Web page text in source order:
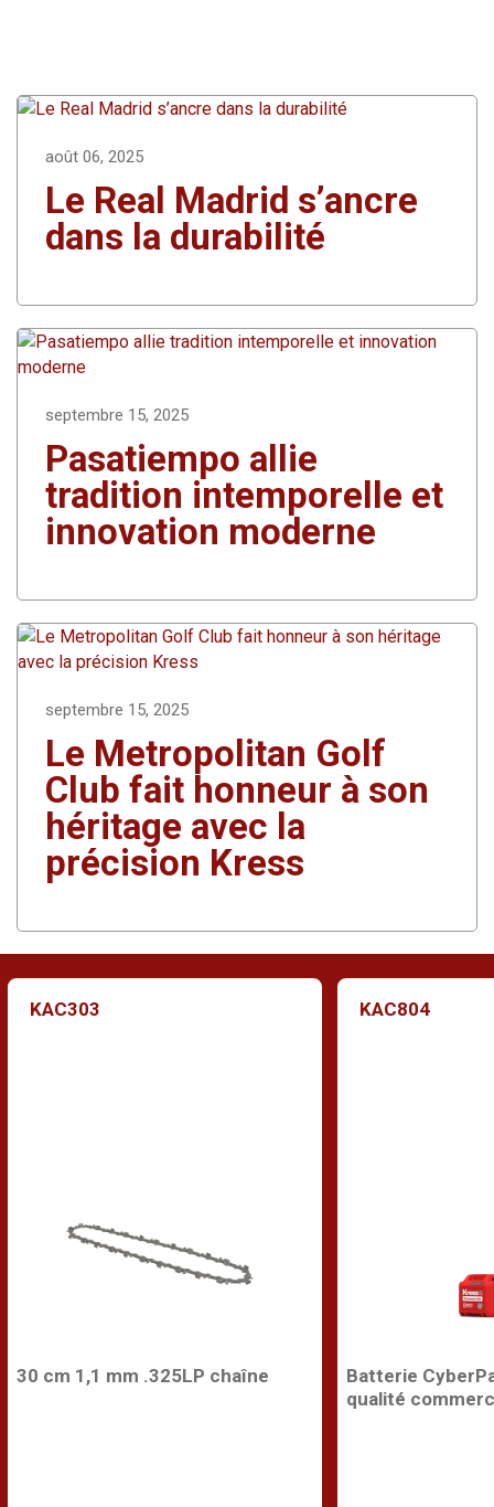
août 06, 2025
Le Real Madrid s’ancre
dans la durabilité
septembre 15, 2025
Pasatiempo allie
tradition intemporelle et
innovation moderne
septembre 15, 2025
Le Metropolitan Golf
Club fait honneur à son
héritage avec la
précision Kress
KAC303
30 cm 1,1 mm .325LP chaîne
KAC804
Batterie
qualité